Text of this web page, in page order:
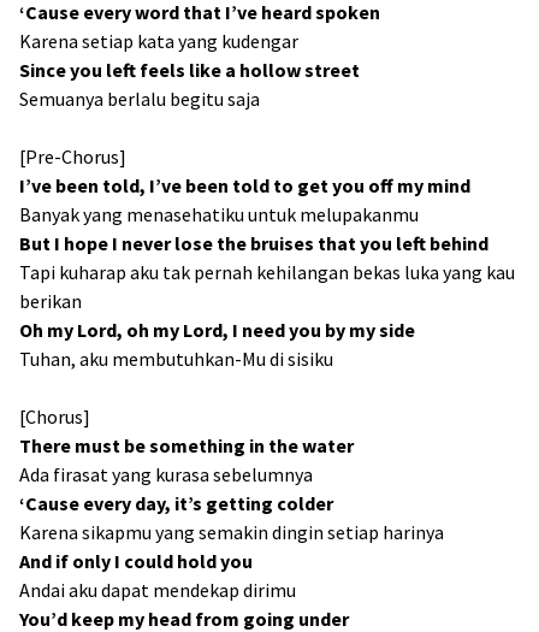
‘Cause every word that I’ve heard spoken
Karena setiap kata yang kudengar
Since you left feels like a hollow street
Semuanya berlalu begitu saja
[Pre-Chorus]
I’ve been told, I’ve been told to get you off my mind
Banyak yang menasehatiku untuk melupakanmu
But I hope I never lose the bruises that you left behind
Tapi kuharap aku tak pernah kehilangan bekas luka yang kau
berikan
Oh my Lord, oh my Lord, I need you by my side
Tuhan, aku membutuhkan-Mu di sisiku
[Chorus]
There must be something in the water
Ada firasat yang kurasa sebelumnya
‘Cause every day, it’s getting colder
Karena sikapmu yang semakin dingin setiap harinya
And if only I could hold you
Andai aku dapat mendekap dirimu
You’d keep my head from going under